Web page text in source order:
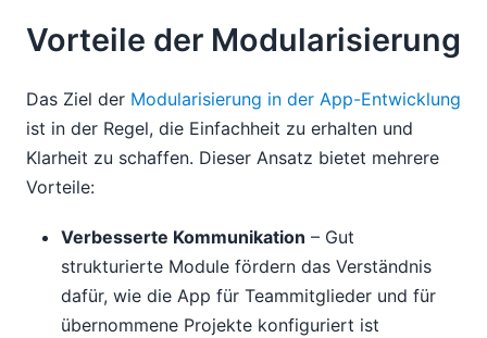
Vorteile der Modularisierung
Das Ziel der Modularisierung in der App-Entwicklung
ist in der Regel, die Einfachheit zu erhalten und
Klarheit zu schaffen. Dieser Ansatz bietet mehrere
Vorteile:
Verbesserte Kommunikation – Gut
strukturierte Module fördern das Verständnis
dafür, wie die App für Teammitglieder und für
übernommene Projekte konfiguriert ist